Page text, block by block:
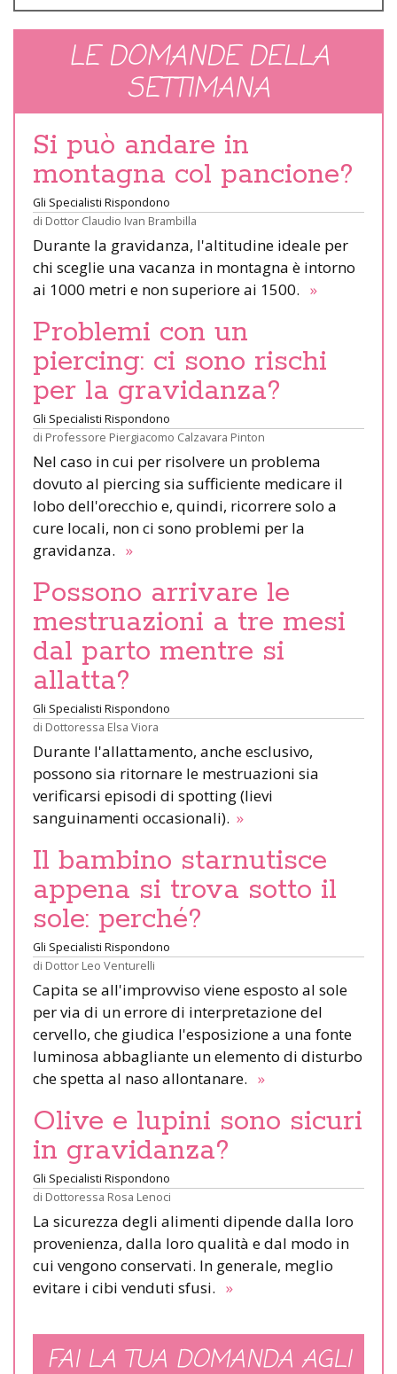
LE DOMANDE DELLA
SETTIMANA
Si può andare in
montagna col pancione?
Gli Specialisti Rispondono
di Dottor Claudio Ivan Brambilla
Durante la gravidanza, l'altitudine ideale per
chi sceglie una vacanza in montagna è intorno
ai 1000 metri e non superiore ai 1500. »
Problemi con un
piercing: ci sono rischi
per la gravidanza?
Gli Specialisti Rispondono
di Professore Piergiacomo Calzavara Pinton
Nel caso in cui per risolvere un problema
dovuto al piercing sia sufficiente medicare il
lobo dell'orecchio e, quindi, ricorrere solo a
cure locali, non ci sono problemi per la
gravidanza. »
Possono arrivare le
mestruazioni a tre mesi
dal parto mentre si
allatta?
Gli Specialisti Rispondono
di Dottoressa Elsa Viora
Durante l'allattamento, anche esclusivo,
possono sia ritornare le mestruazioni sia
verificarsi episodi di spotting (lievi
sanguinamenti occasionali). »
Il bambino starnutisce
appena si trova sotto il
sole: perché?
Gli Specialisti Rispondono
di Dottor Leo Venturelli
Capita se all'improvviso viene esposto al sole
per via di un errore di interpretazione del
cervello, che giudica l'esposizione a una fonte
luminosa abbagliante un elemento di disturbo
che spetta al naso allontanare. »
Olive e lupini sono sicuri
in gravidanza?
Gli Specialisti Rispondono
di Dottoressa Rosa Lenoci
La sicurezza degli alimenti dipende dalla loro
provenienza, dalla loro qualità e dal modo in
cui vengono conservati. In generale, meglio
evitare i cibi venduti sfusi. »
FAI LA TUA DOMANDA AGLI